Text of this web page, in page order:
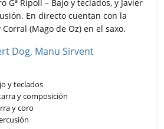
Gª Ripoll – Bajo y teclados, y Javier
En directo cuentan con la
(Mago de Oz) en el saxo.
y teclados
y composición
y coro